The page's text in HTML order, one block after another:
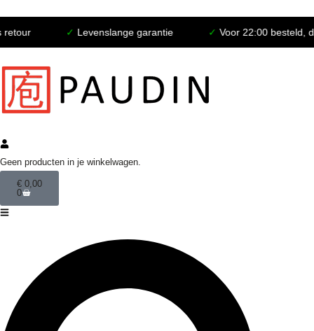
Levenslange garantie Voor 22:00 besteld,
Geen producten in je winkelwagen.
€ 0,00
0